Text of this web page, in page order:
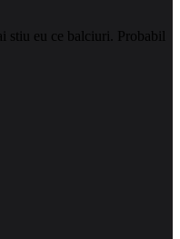
stiu eu ce balciuri. Probabil